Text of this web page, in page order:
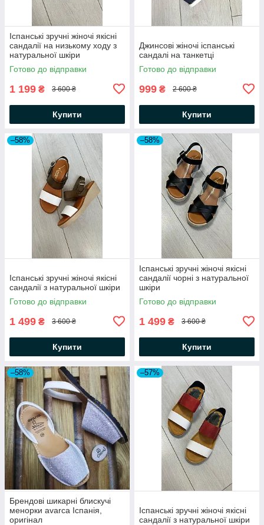
Іспанські зручні жіночі якісні
сандалії на низькому ходу з
натуральної шкіри
Готово до відправки
1 199 ₴ 3 600 ₴
Купити
Джинсові жіночі іспанські
сандалі на танкетці
Готово до відправки
999 ₴ 2 600 ₴
Купити
–58%
Іспанські зручні жіночі якісні
сандалії з натуральної шкіри
Готово до відправки
1 499 ₴ 3 600 ₴
Купити
–58%
Іспанські зручні жіночі якісні
сандалії чорні з натуральної
шкіри
Готово до відправки
1 499 ₴ 3 600 ₴
Купити
–58%
Брендові шикарні блискучі
менорки avarca Іспанія,
оригінал
–57%
Іспанські зручні жіночі якісні
сандалії з натуральної шкіри